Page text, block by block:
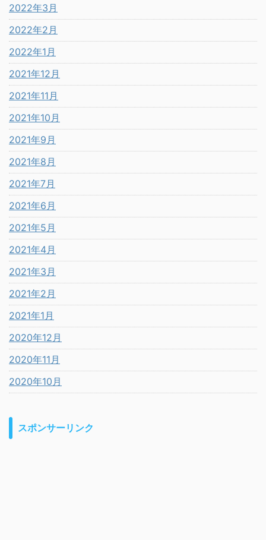
2022年3月
2022年2月
2022年1月
2021年12月
2021年11月
2021年10月
2021年9月
2021年8月
2021年7月
2021年6月
2021年5月
2021年4月
2021年3月
2021年2月
2021年1月
2020年12月
2020年11月
2020年10月
スポンサーリンク